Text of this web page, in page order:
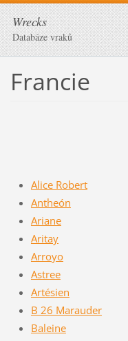
Wrecks
Databáze vraků
Francie
Alice Robert
Antheón
Ariane
Aritay
Arroyo
Astree
Artésien
B 26 Marauder
Baleine